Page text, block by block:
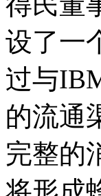
设了一
过与
的流通
完整的